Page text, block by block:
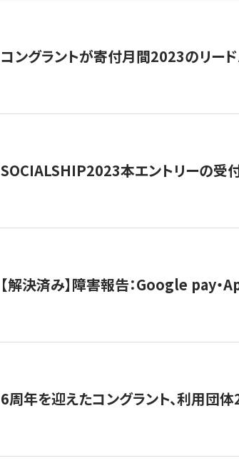
コングラントが寄付月間2023のリー
SOCIALSHIP2023本エントリーの受
【解決済み】障害報告：Google pay
6周年を迎えたコングラント、利用団